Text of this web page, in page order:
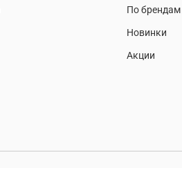
По брендам
Новинки
Акции